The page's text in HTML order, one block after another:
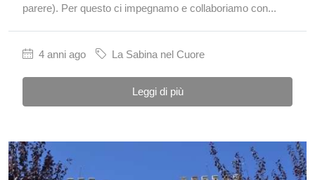
parere). Per questo ci impegnamo e collaboriamo con...
4 anni ago La Sabina nel Cuore
Leggi di più